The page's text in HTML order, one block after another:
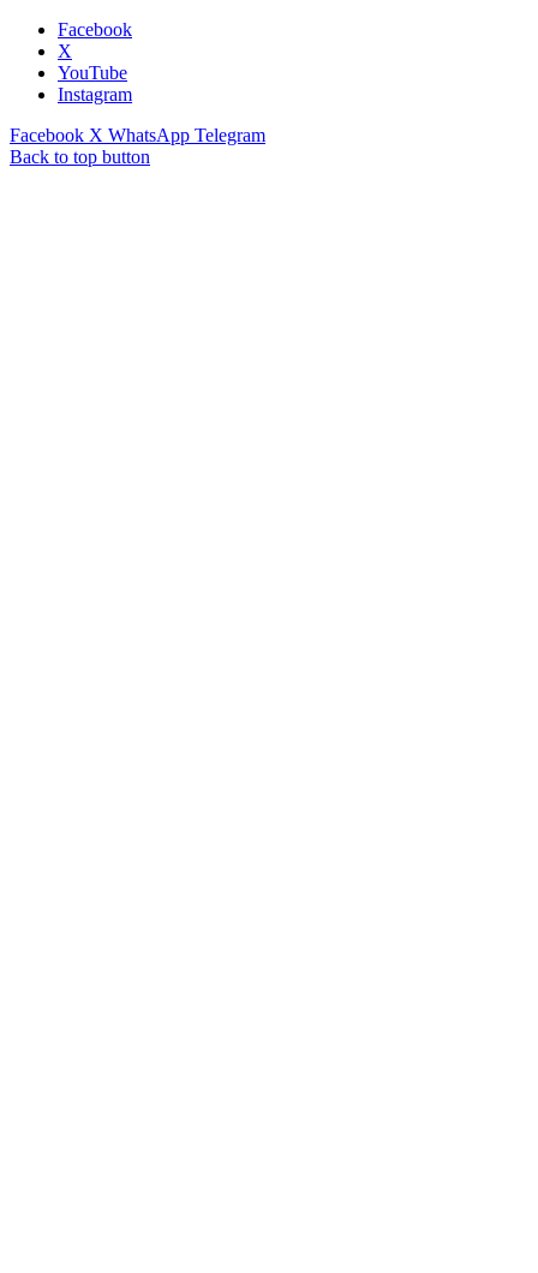
Facebook
X
YouTube
Instagram
Facebook X WhatsApp Telegram
Back to top button